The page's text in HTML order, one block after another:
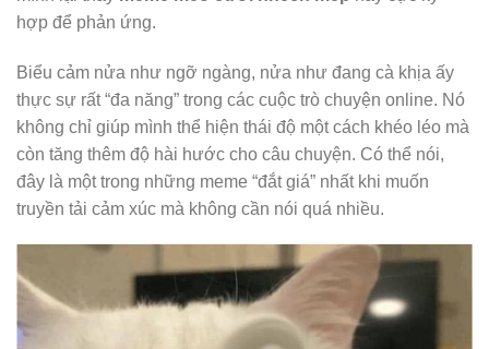
cười ấy còn gợi cảm giác châm biếm nhẹ nhàng như thể
chú mèo đang thầm nghĩ “thiệt luôn đó hả?”. Mỗi khi gặp
tình huống tréo ngoe hoặc ai đó nói điều gì quá khó tin,
mình lại thấymeme mèo cười nhếch mépnày cực kỳ
hợp để phản ứng.
Biểu cảm nửa như ngỡ ngàng, nửa như đang cà khịa ấy
thực sự rất “đa năng” trong các cuộc trò chuyện online. Nó
không chỉ giúp mình thể hiện thái độ một cách khéo léo mà
còn tăng thêm độ hài hước cho câu chuyện. Có thể nói,
đây là một trong những meme “đắt giá” nhất khi muốn
truyền tải cảm xúc mà không cần nói quá nhiều.